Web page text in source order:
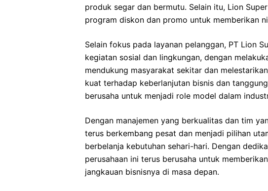
produk segar dan bermutu. Selain itu, Lion
program diskon dan promo untuk memberikan
Selain fokus pada layanan pelanggan, PT Lion
kegiatan sosial dan lingkungan, dengan
mendukung masyarakat sekitar dan
kuat terhadap keberlanjutan bisnis dan
berusaha untuk menjadi role model dalam
Dengan manajemen yang berkualitas dan tim
terus berkembang pesat dan menjadi pilihan
berbelanja kebutuhan sehari-hari. Dengan
perusahaan ini terus berusaha untuk
jangkauan bisnisnya di masa depan.